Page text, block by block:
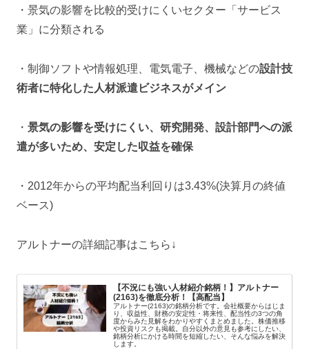
・景気の影響を比較的受けにくいセクター「サービス
業」に分類される
・制御ソフトや情報処理、電気電子、機械などの設計技
術者に特化した人材派遣ビジネスがメイン
・ 景気の影響を受けにくい、研究開発、設計部門への派
遣が多いため、安定した収益を確保
・2012年からの平均配当利回りは3.43%(決算月の終値
ベース)
アルトナーの詳細記事はこちら↓
【不況にも強い人材紹介銘柄！】アルトナー
(2163)を徹底分析！【高配当】
アルトナー(2163)の銘柄分析です。会社概要からはじま
り、収益性、財務の安定性・将来性、配当性の3つの角
度からみた見解をわかりやすくまとめました。株価推移
や投資リスクも掲載。自分以外の意見も参考にしたい、
銘柄分析にかける時間を短縮したい、そんな悩みを解決
します。